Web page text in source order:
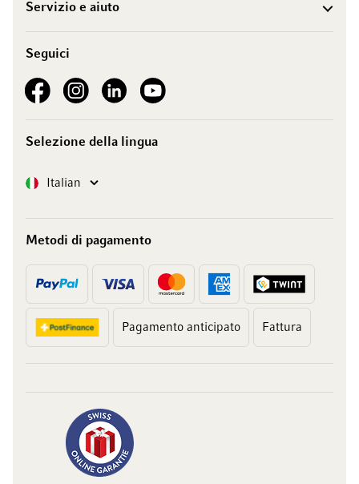
Servizio e aiuto
Seguici
See our FacebookSee our Instagram account
See our LinkedInSee our YouTube channel
Selezione della lingua
Lingua Italian
Metodi di pagamento
Pagamento anticipato Fattura